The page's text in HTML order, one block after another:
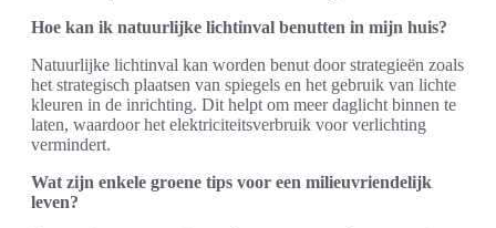
Hoe kan ik natuurlijke lichtinval benutten in mijn huis?
Natuurlijke lichtinval kan worden benut door strategieën zoals
het strategisch plaatsen van spiegels en het gebruik van lichte
kleuren in de inrichting. Dit helpt om meer daglicht binnen te
laten, waardoor het elektriciteitsverbruik voor verlichting
vermindert.
Wat zijn enkele groene tips voor een milieuvriendelijk
leven?